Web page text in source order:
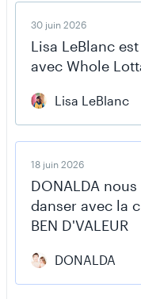
30 juin 2026
Lisa LeBlanc
avec Whole
Lisa LeBlanc
18 juin 2026
DONALDA
danser avec la
BEN D'VALEUR
DONALDA